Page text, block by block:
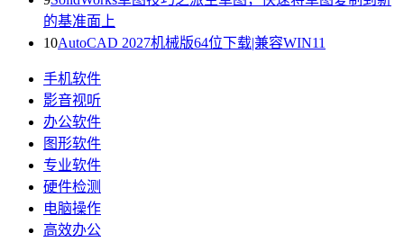
的基准面上
10AutoCAD 2027机械版64位下载|兼容WIN11
手机软件
影音视听
办公软件
图形软件
专业软件
硬件检测
电脑操作
高效办公